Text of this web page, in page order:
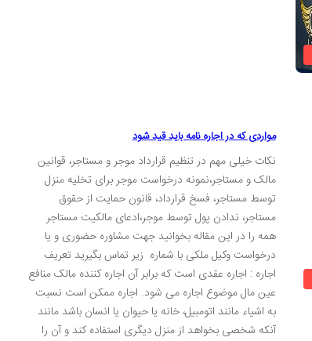
مواردی که در اجاره نامه باید قید شود
نکات خیلی مهم در تنظیم قرارداد موجر و مستاجر، قوانین
مالک و مستاجر،نمونه درخواست موجر برای تخلیه منزل
توسط مستاجر، فسخ قرارداد، قانون حمایت از حقوق
مستاجر، ندادن پول توسط موجر،ادعای مالکیت مستاجر
همه را در این مقاله بخوانید جهت مشاوره حضوری و یا
درخواست وکیل ملکی با شماره زیر تماس بگیرید تعریف
اجاره : اجاره عقدی است که برابر آن اجاره کننده مالک منافع
عين مال موضوع اجاره می شود. اجاره ممكن است نسبت
به اشیاء مانند اتومبیل، خانه یا حیوان یا انسان باشد مانند
آنکه شخصی بخواهد از منزل دیگری استفاده کند و آن را